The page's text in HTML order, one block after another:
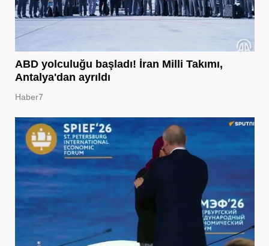
ABD yolculuğu başladı! İran Milli Takımı,
Antalya'dan ayrıldı
Haber7